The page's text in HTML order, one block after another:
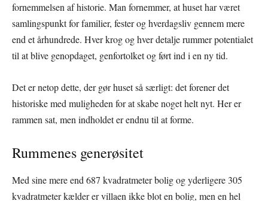
fornemmelsen af historie. Man fornemmer, at huset har været
samlingspunkt for familier, fester og hverdagsliv gennem mere
end et århundrede. Hver krog og hver detalje rummer potentialet
til at blive genopdaget, genfortolket og ført ind i en ny tid.
Det er netop dette, der gør huset så særligt: det forener det
historiske med muligheden for at skabe noget helt nyt. Her er
rammen sat, men indholdet er endnu til at forme.
Rummenes generøsitet
Med sine mere end 687 kvadratmeter bolig og yderligere 305
kvadratmeter kælder er villaen ikke blot en bolig, men en hel